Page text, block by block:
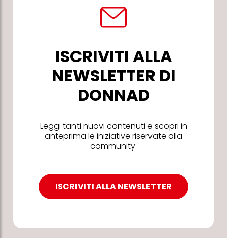
ISCRIVITI ALLA
NEWSLETTER DI
DONNAD
Leggi tanti nuovi contenuti e scopri in
anteprima le iniziative riservate alla
community.
ISCRIVITI ALLA NEWSLETTER